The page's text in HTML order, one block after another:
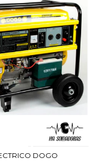
DOGO